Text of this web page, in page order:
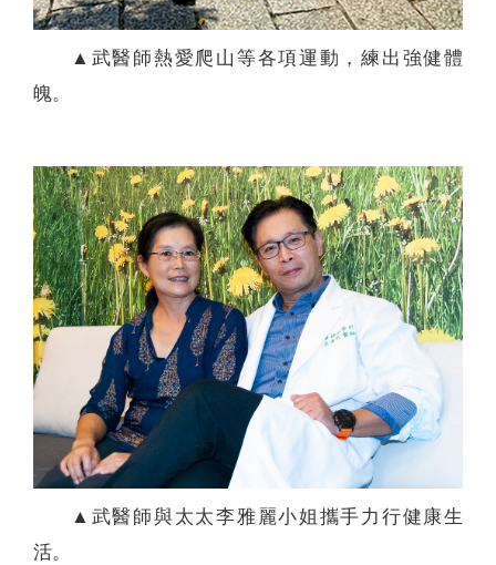
▲武醫師熱愛爬山等各項運動，練出強健體
魄。
▲武醫師與太太李雅麗小姐攜手力行健康生
活。